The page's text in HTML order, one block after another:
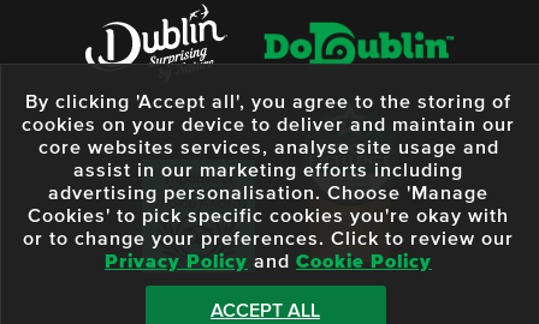
By clicking 'Accept all', you agree to the storing of
cookies on your device to deliver and maintain our
core websites services, analyse site usage and
assist in our marketing efforts including
advertising personalisation. Choose 'Manage
Cookies' to pick specific cookies you're okay with
or to change your preferences. Click to review our
Privacy Policy and Cookie Policy
ACCEPT ALL